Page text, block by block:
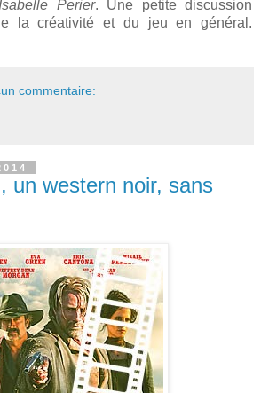
Isabelle Perier. Une petite discussion
la créativité et du jeu en général.
commentaire:
un western noir, sans